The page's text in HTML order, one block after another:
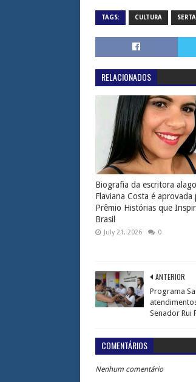
TAGS: CULTURA
RELACIONADOS
Biografia da escritora
Flaviana Costa é aprovada
Prêmio Histórias que
Brasil
July 21, 2026 0
ANTERIOR
Programa
Senador Rui
COMENTÁRIOS
Nenhum comentário